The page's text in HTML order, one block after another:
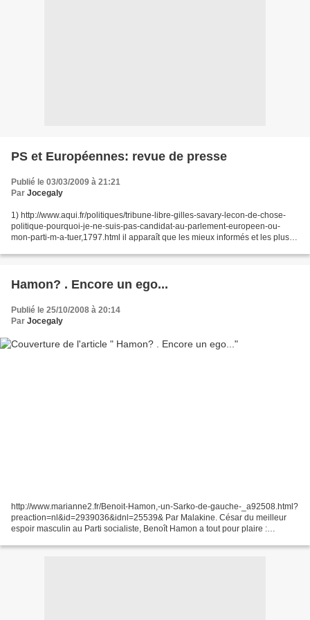
PS et Européennes: revue de presse
Publié le 03/03/2009 à 21:21
Par Jocegaly
1) http://www.aqui.fr/politiques/tribune-libre-gilles-savary-lecon-de-chose-
politique-pourquoi-je-ne-suis-pas-candidat-au-parlement-europeen-ou-
mon-parti-m-a-tuer,1797.html il apparaît que les mieux informés et les plus
Hamon? . Encore un ego...
Publié le 25/10/2008 à 20:14
Par Jocegaly
http://www.marianne2.fr/Benoit-Hamon,-un-Sarko-de-gauche-_a92508.html?
preaction=nl&id=2939036&idnl=25539& Par Malakine. César du meilleur
espoir masculin au Parti socialiste, Benoît Hamon a tout pour plaire :